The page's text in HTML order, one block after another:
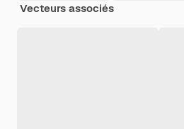
Vecteurs associés